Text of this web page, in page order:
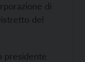
di
del
presidente